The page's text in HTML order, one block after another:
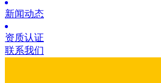
新闻动态
资质认证
联系我们